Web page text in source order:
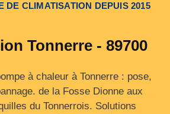
DE CLIMATISATION DEPUIS 2015
Tonnerre - 89700
à chaleur à Tonnerre : pose,
de la Fosse Dionne aux
du Tonnerrois. Solutions